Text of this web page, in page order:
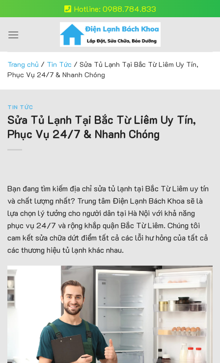
to
content
Hotline: 0988.784.833
Trang chủ / Tin Tức / Sửa Tủ Lạnh Tại Bắc Từ Liêm Uy Tín,
Phục Vụ 24/7 & Nhanh Chóng
TIN TỨC
Sửa Tủ Lạnh Tại Bắc Từ Liêm Uy Tín,
Phục Vụ 24/7 & Nhanh Chóng
Bạn đang tìm kiếm địa chỉ sửa tủ lạnh tại Bắc Từ Liêm uy tín
và chất lượng nhất? Trung tâm Điện Lạnh Bách Khoa sẽ là
lựa chọn lý tưởng cho người dân tại Hà Nội với khả năng
phục vụ 24/7 và rộng khắp quận Bắc Từ Liêm. Chúng tôi
cam kết sửa chữa dứt điểm tất cả các lỗi hư hỏng của tất cả
các thương hiệu tủ lạnh khác nhau.